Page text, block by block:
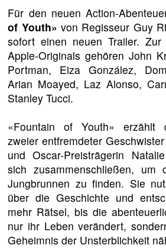
Für den neuen Action-
of Youth» von Regisseur Guy
sofort einen neuen Trailer. Zur
Apple-Originals gehören John
Portman, Eiza González,
Arian Moayed, Laz Alonso,
Stanley Tucci.
«Fountain of Youth» erzählt
zweier entfremdeter
und Oscar-Preisträgerin
sich zusammenschließen, um
Jungbrunnen zu finden. Sie
über die Geschichte und
mehr Rätsel, bis die
nur ihr Leben verändert,
Geheimnis der Unsterblichkeit